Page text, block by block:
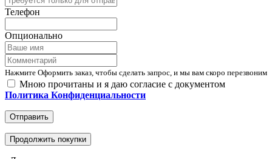
Телефон
Опционально
Нажмите Оформить заказ, чтобы сделать запрос, и мы вам скоро перезвоним
Мною прочитаны и я даю согласие с документом
Политика Конфиденциальности
Отправить
Продолжить покупки